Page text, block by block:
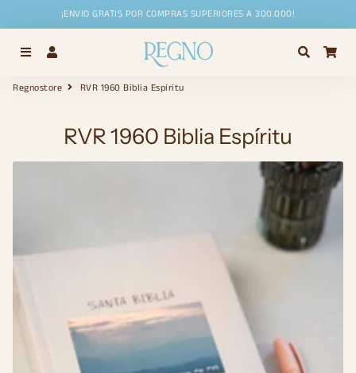
¡ENVIO GRATIS POR COMPRAS SUPERIORES A 300.000!
Menú Buscar
Regnostore RVR 1960 Biblia Espíritu
RVR 1960 Biblia Espíritu